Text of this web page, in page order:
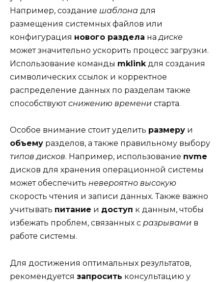
Например, создание шаблона для
размещения системных файлов или
конфигурация нового раздела надиске
может значительно ускорить процесс загрузки.
Использование команды mklinkдля создания
символических ссылок и корректное
распределение данных по разделам также
способствуютснижению времени старта.
Особое внимание стоит уделить размеру и
объему разделов, а также правильному выбору
типов дисков. Например, использование nvme
дисков для хранения операционной системы
может обеспечить невероятно высокую
скорость чтения и записи данных. Также важно
учитывать питание и доступ к данным, чтобы
избежать проблем, связанных с разрывами в
работе системы.
Для достижения оптимальных результатов,
рекомендуется запросить консультацию у